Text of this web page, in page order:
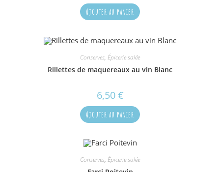
Ajouter au panier
Conserves, Épicerie salée
Rillettes de maquereaux au vin Blanc
6,50€
Ajouter au panier
Conserves, Épicerie salée